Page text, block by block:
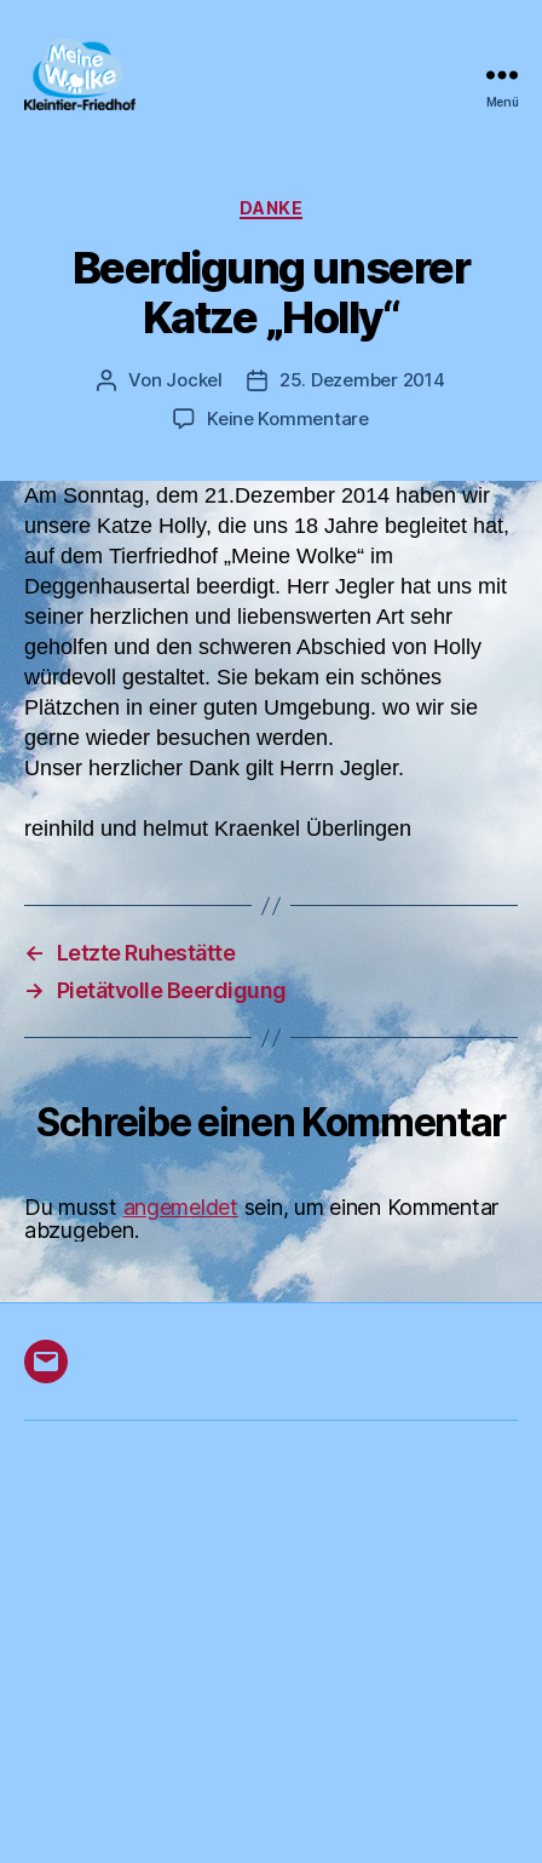
Menü
Kategorien
DANKE
Beerdigung unserer
Katze „Holly“
Beitragsautor
Von Jockel Veröffentlichungsdatum
25. Dezember 2014
Keine Kommentarezu
Katze
„Holly“
Am Sonntag, dem 21.Dezember 2014 haben wir
unsere Katze Holly, die uns 18 Jahre begleitet hat,
auf dem Tierfriedhof „Meine Wolke“ im
Deggenhausertal beerdigt. Herr Jegler hat uns mit
seiner herzlichen und liebenswerten Art sehr
geholfen und den schweren Abschied von Holly
würdevoll gestaltet. Sie bekam ein schönes
Plätzchen in einer guten Umgebung. wo wir sie
gerne wieder besuchen werden.
Unser herzlicher Dank gilt Herrn Jegler.
reinhild und helmut Kraenkel Überlingen
←
Letzte Ruhestätte
→
Pietätvolle Beerdigung
Schreibe einen Kommentar
Du musst angemeldetsein, um einen Kommentar
abzugeben.
E-